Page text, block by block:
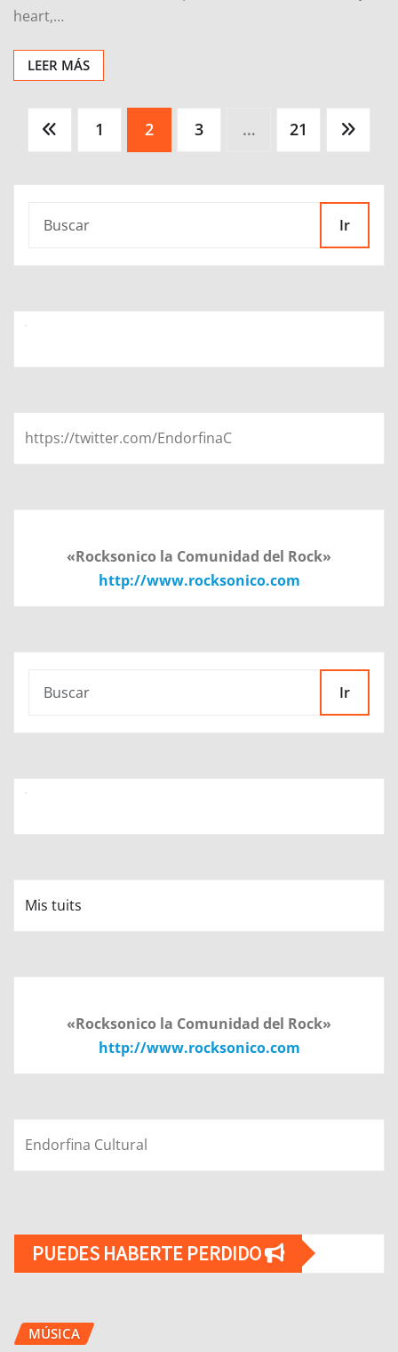
heart,…
LEER MÁS
1 2 3 … 21
Ir
https://twitter.com/EndorfinaC
«Rocksonico la Comunidad del Rock»
http://www.rocksonico.com
Ir
Mis tuits
«Rocksonico la Comunidad del Rock»
http://www.rocksonico.com
Endorfina Cultural
PUEDES HABERTE PERDIDO
MÚSICA